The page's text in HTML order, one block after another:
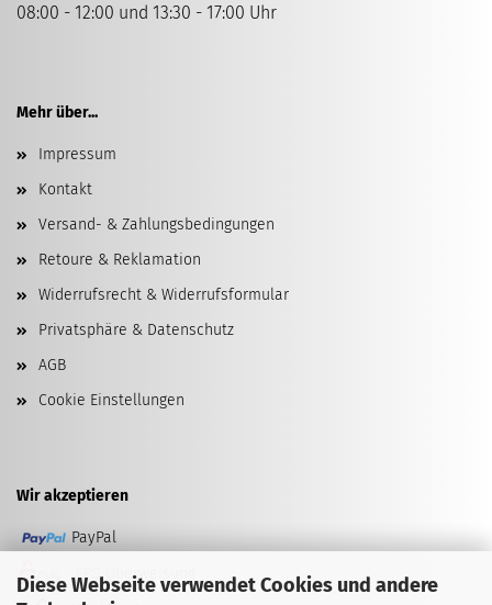
Diese Webseite verwendet Cookies und andere
08:00 - 12:00 und 13:30 - 17:00 Uhr
Mehr über...
Impressum
Kontakt
Versand- & Zahlungsbedingungen
Retoure & Reklamation
Widerrufsrecht & Widerrufsformular
Privatsphäre & Datenschutz
AGB
Cookie Einstellungen
Wir akzeptieren
PayPal
EPS Überweisung